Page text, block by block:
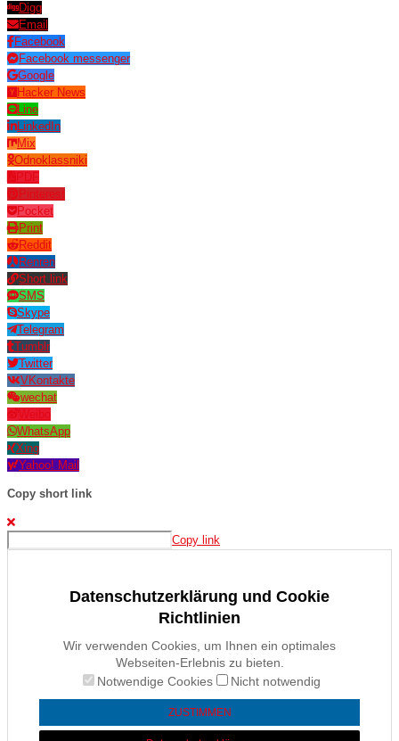
Digg
Email
Facebook
Facebook messenger
Google
Hacker News
Line
LinkedIn
Mix
Odnoklassniki
PDF
Pinterest
Pocket
Print
Reddit
Renren
Short link
SMS
Skype
Telegram
Tumblr
Twitter
VKontakte
wechat
Weibo
WhatsApp
Xing
Yahoo! Mail
Copy short link
Copy link
Datenschutzerklärung und Cookie
Richtlinien
Wir verwenden Cookies, um Ihnen ein optimales
Webseiten-Erlebnis zu bieten.
Notwendige Cookies
Nicht notwendig
ZUSTIMMEN